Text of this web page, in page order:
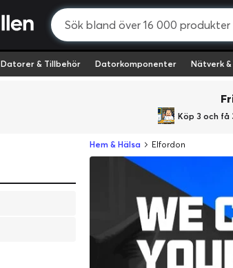
Datorer & Tillbehör Datorkomponenter Nätverk
Köp 3 och
Hem & Hälsa Elfordon